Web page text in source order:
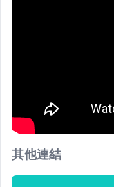
其他連結